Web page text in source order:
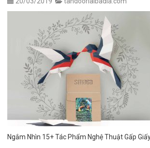
Ngắm Nhìn 15+ Tác Phẩm Nghệ Thuật Gấp